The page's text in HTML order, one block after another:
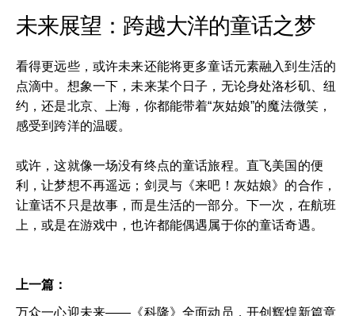
未来展望：跨越大洋的童话之梦
看得更远些，或许未来还能将更多童话元素融入到生活的
点滴中。想象一下，未来某个日子，无论身处洛杉矶、纽
约，还是北京、上海，你都能带着“灰姑娘”的魔法微笑，
感受到跨洋的温暖。
或许，这就像一场没有终点的童话旅程。直飞美国的便
利，让梦想不再遥远；剑灵与《来吧！灰姑娘》的合作，
让童话不只是故事，而是生活的一部分。下一次，在航班
上，或是在游戏中，也许都能偶遇属于你的童话奇遇。
上一篇：
万众一心迎未来——《科隆》全面动员，开创辉煌新篇章